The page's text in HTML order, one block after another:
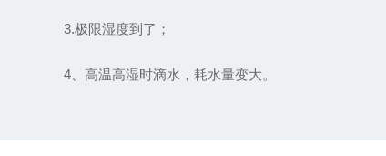
3.极限湿度到了；
4、高温高湿时滴水，耗水量变大。